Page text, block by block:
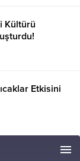
Kültürü
Etkisini